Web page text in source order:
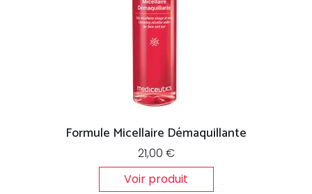
Formule Micellaire Démaquillante
21,00 €
Voir produit